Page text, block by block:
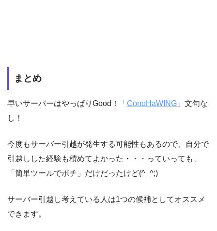
まとめ
早いサーバーはやっぱりGood！「 ConoHaWING 」文句な
し！
今度もサーバー引越が発生する可能性もあるので、自分で
引越しした経験も積めてよかった・・・っていっても、
「簡単ツールでポチ」だけだったけど(^_^;)
サーバー引越し考えている人は1つの候補としてオススメ
できます。